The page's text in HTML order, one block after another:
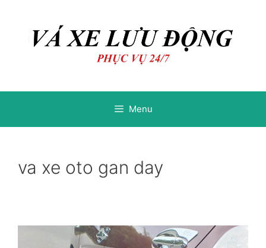
Menu
va xe oto gan day